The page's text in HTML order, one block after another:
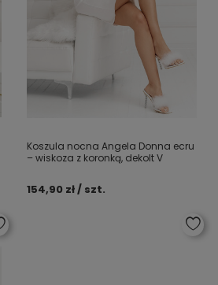
Koszula nocna Angela Donna ecru
– wiskoza z koronką, dekolt V
154,90 zł / szt.